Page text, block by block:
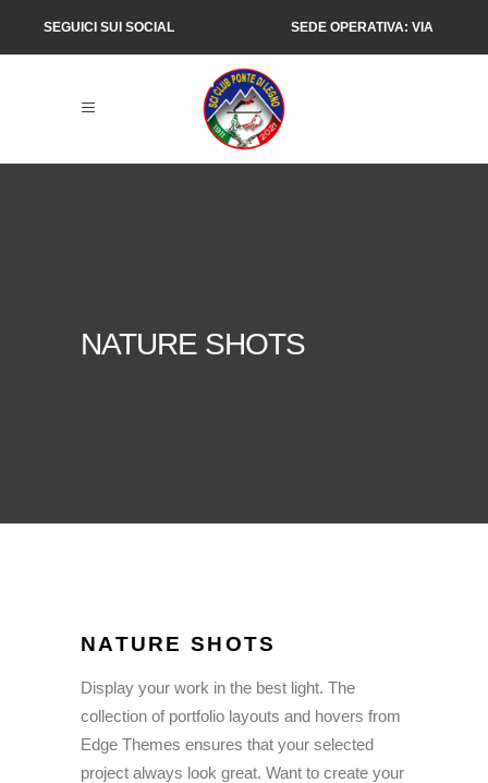
SEGUICI SUI SOCIAL SEDE OPERATIVA: VIA
NATURE SHOTS
NATURE SHOTS
Display your work in the best light. The
collection of portfolio layouts and hovers from
Edge Themes ensures that your selected
project always look great. Want to create your